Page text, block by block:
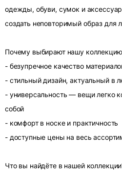
одежды, обуви, сумок и
создать неповторимый образ для
Почему выбирают нашу
- безупречное качество
- стильный дизайн, актуальный в
- универсальность — вещи легко
собой
- комфорт в носке и практичность
- доступные цены на весь
Что вы найдёте в нашей